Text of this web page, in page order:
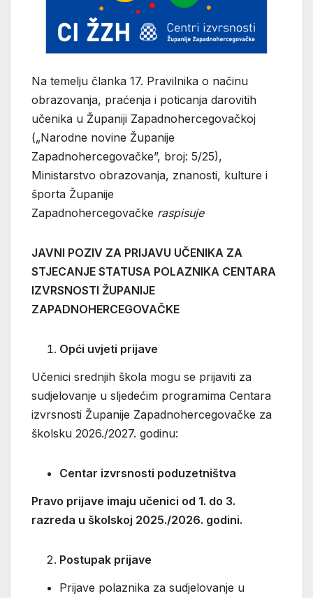
Na temelju članka 17. Pravilnika o načinu
obrazovanja, praćenja i poticanja darovitih
učenika u Županiji Zapadnohercegovačkoj
(„Narodne novine Županije
Zapadnohercegovačke”, broj: 5/25),
Ministarstvo obrazovanja, znanosti, kulture i
športa Županije
Zapadnohercegovačke raspisuje
JAVNI POZIV ZA PRIJAVU UČENIKA ZA
STJECANJE STATUSA POLAZNIKA CENTARA
IZVRSNOSTI ŽUPANIJE
ZAPADNOHERCEGOVAČKE
Opći uvjeti prijave
Učenici srednjih škola mogu se prijaviti za
sudjelovanje u sljedećim programima Centara
izvrsnosti Županije Zapadnohercegovačke za
školsku 2026./2027. godinu:
Centar izvrsnosti poduzetništva
Pravo prijave imaju učenici od 1. do 3.
razreda u školskoj 2025./2026. godini.
Postupak prijave
Prijave polaznika za sudjelovanje u